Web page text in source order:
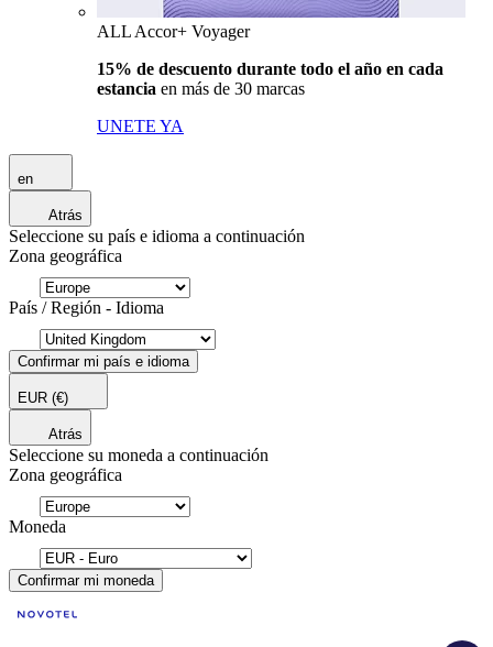
ALL Accor+ Voyager
15% de descuento durante todo el año en cada
estancia en más de 30 marcas
UNETE YA
en
Atrás
Seleccione su país e idioma a continuación
Zona geográfica
País / Región - Idioma
Confirmar mi país e idioma
EUR (€)
Atrás
Seleccione su moneda a continuación
Zona geográfica
Moneda
Confirmar mi moneda